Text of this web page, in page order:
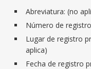
Abreviatura: (no
Número de
Lugar de registro
aplica)
Fecha de registro